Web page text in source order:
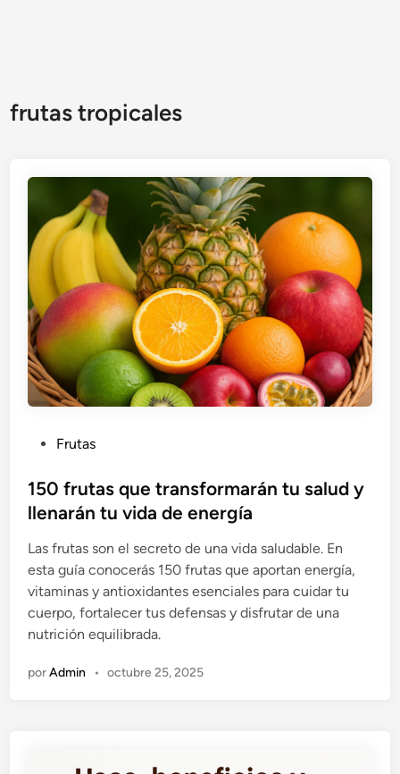
frutas tropicales
b
l
c
a
d
o
e
Frutas
150 frutas que transformarán tu salud y
llenarán tu vida de energía
Las frutas son el secreto de una vida saludable. En
esta guía conocerás 150 frutas que aportan energía,
vitaminas y antioxidantes esenciales para cuidar tu
cuerpo, fortalecer tus defensas y disfrutar de una
nutrición equilibrada.
porAdmin • octubre 25, 2025